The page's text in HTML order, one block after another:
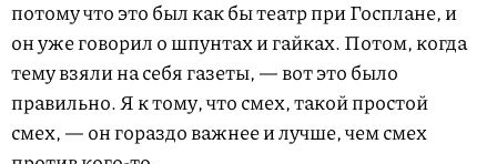
потому что это был как бы театр при Госплане, и
он уже говорил о шпунтах и гайках. Потом, когда
тему взяли на себя газеты, — вот это было
правильно. Я к тому, что смех, такой простой
смех, — он гораздо важнее и лучше, чем смех